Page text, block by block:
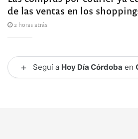
de las ventas en los
2 horas atrás
+ Seguí a Hoy Día Córdoba en